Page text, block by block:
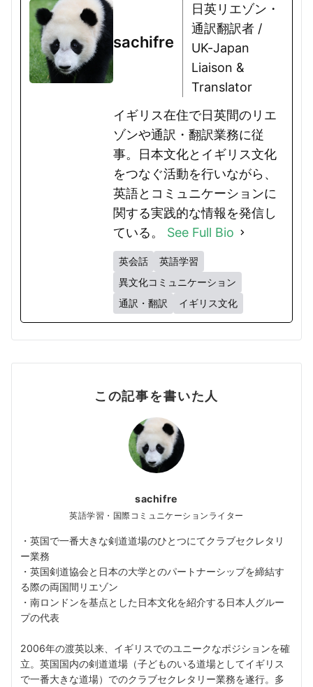
sachifre
日英リエゾン・
通訳翻訳者 /
UK-Japan
Liaison &
Translator
イギリス在住で日英間のリエ
ゾンや通訳・翻訳業務に従
事。日本文化とイギリス文化
をつなぐ活動を行いながら、
英語とコミュニケーションに
関する実践的な情報を発信し
ている。 See Full Bio
英会話
英語学習
異文化コミュニケーション
通訳・翻訳
イギリス文化
この記事を書いた人
sachifre
英語学習・国際コミュニケーションライター
・英国で一番大きな剣道道場のひとつにてクラブセクレタリ
ー業務
・英国剣道協会と日本の大学とのパートナーシップを締結す
る際の両国間リエゾン
・南ロンドンを基点とした日本文化を紹介する日本人グルー
プの代表
2006年の渡英以来、イギリスでのユニークなポジションを確
立。英国国内の剣道道場（子どものいる道場としてイギリス
で一番大きな道場）でのクラブセクレタリー業務を遂行。多